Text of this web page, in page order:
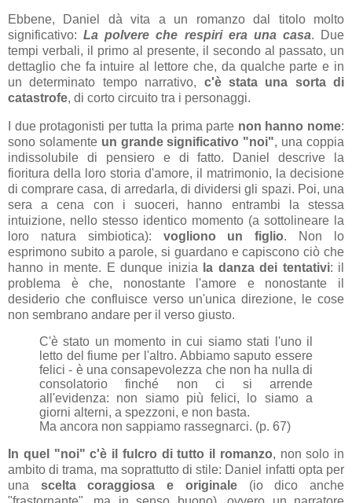
Ebbene, Daniel dà vita a un romanzo dal titolo molto
significativo:La polvere che respiri era una casa. Due
tempi verbali, il primo al presente, il secondo al passato, un
dettaglio che fa intuire al lettore che, da qualche parte e in
un determinato tempo narrativo, c'è stata una sorta di
catastrofe, di corto circuito tra i personaggi.
I due protagonisti per tutta la prima parte non hanno nome:
sono solamente un grande significativo "noi", una coppia
indissolubile di pensiero e di fatto. Daniel descrive la
fioritura della loro storia d'amore, il matrimonio, la decisione
di comprare casa, di arredarla, di dividersi gli spazi. Poi, una
sera a cena con i suoceri, hanno entrambi la stessa
intuizione, nello stesso identico momento (a sottolineare la
loro natura simbiotica): vogliono un figlio. Non lo
esprimono subito a parole, si guardano e capiscono ciò che
hanno in mente. E dunque inizia
la danza dei tentativi: il
problema è che, nonostante l'amore e nonostante il
desiderio che confluisce verso un'unica direzione, le cose
non sembrano andare per il verso giusto.
C'è stato un momento in cui siamo stati l'uno il
letto del fiume per l'altro. Abbiamo saputo essere
felici - è una consapevolezza che non ha nulla di
consolatorio finché non ci si arrende
all'evidenza: non siamo più felici, lo siamo a
giorni alterni, a spezzoni, e non basta.
Ma ancora non sappiamo rassegnarci. (p. 67)
In quel "noi" c'è il fulcro di tutto il romanzo, non solo in
ambito di trama, ma soprattutto di stile: Daniel infatti opta per
una scelta coraggiosa e originale(io dico anche